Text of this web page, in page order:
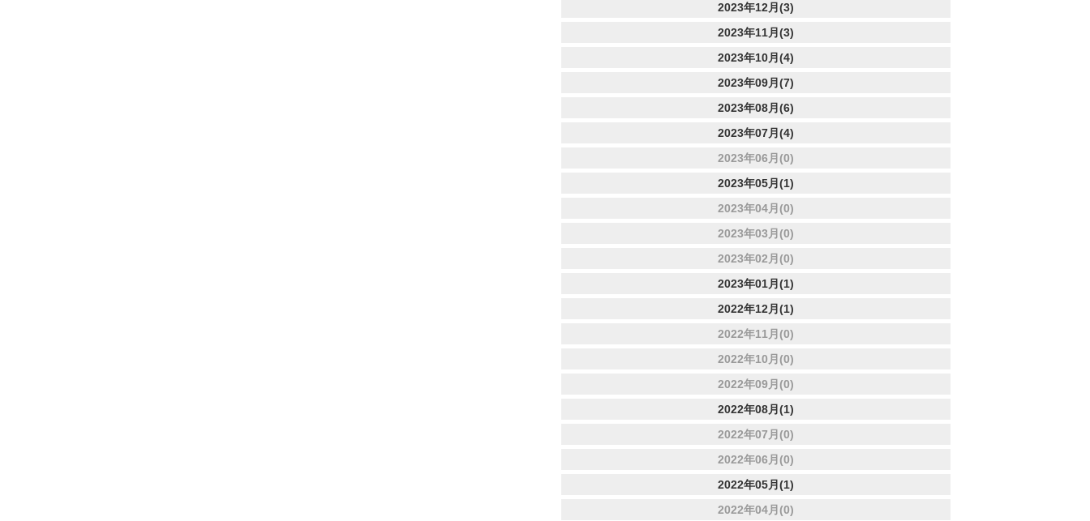
2023年12月(3)
2023年11月(3)
2023年10月(4)
2023年09月(7)
2023年08月(6)
2023年07月(4)
2023年06月(0)
2023年05月(1)
2023年04月(0)
2023年03月(0)
2023年02月(0)
2023年01月(1)
2022年12月(1)
2022年11月(0)
2022年10月(0)
2022年09月(0)
2022年08月(1)
2022年07月(0)
2022年06月(0)
2022年05月(1)
2022年04月(0)